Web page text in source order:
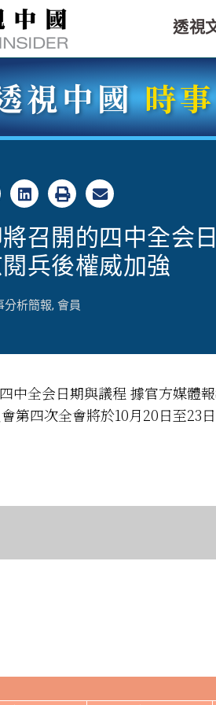
透視
視中國時
召開的四中全会
兵後權威加強
分析簡報, 會員
中全会日期與議程 據官方媒體
第四次全會將於10月20日至23